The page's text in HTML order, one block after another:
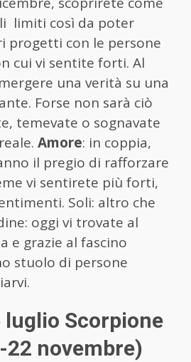
limiti così da poter
progetti con le persone
cui vi sentite forti. Al
una verità su una
Forse non sarà ciò
temevate o sognavate
Amore: in coppia,
il pregio di rafforzare
vi sentirete più forti,
Soli: altro che
oggi vi trovate al
e grazie al fascino
stuolo di persone
luglio Scorpione
novembre)